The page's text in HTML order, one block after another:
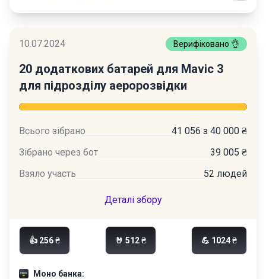
10.07.2024 Верифіковано 👌
20 додаткових батарей для Mavic 3
для підрозділу аеророзвідки
Всього зібрано
41 056 з 40 000 ₴
Зібрано через бот
39 005 ₴
Взяло участь
52 людей
Деталі збору
Моно банка:
👍 256 ₴ 🤘 512 ₴ 💪 1024 ₴